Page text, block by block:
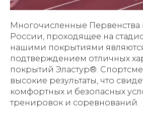
Многочисленные
России, проходящее на
нашими покрытиями
подтверждением отличных
покрытий Эластур®.
высокие результаты, что
комфортных и безопасных
тренировок и соревнований.